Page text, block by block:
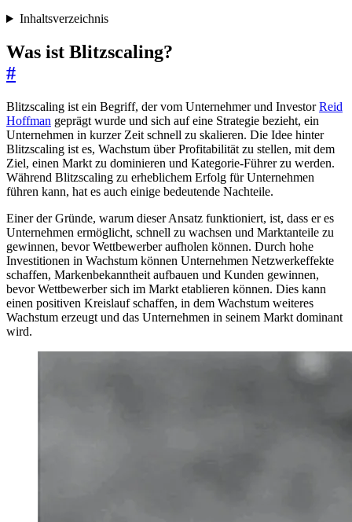
Inhaltsverzeichnis
Was ist Blitzscaling?
#
Blitzscaling ist ein Begriff, der vom Unternehmer und InvestorReid
Hoffman geprägt wurde und sich auf eine Strategie bezieht, ein
Unternehmen in kurzer Zeit schnell zu skalieren. Die Idee hinter
Blitzscaling ist es, Wachstum über Profitabilität zu stellen, mit dem
Ziel, einen Markt zu dominieren und Kategorie-Führer zu werden.
Während Blitzscaling zu erheblichem Erfolg für Unternehmen
führen kann, hat es auch einige bedeutende Nachteile.
Einer der Gründe, warum dieser Ansatz funktioniert, ist, dass er es
Unternehmen ermöglicht, schnell zu wachsen und Marktanteile zu
gewinnen, bevor Wettbewerber aufholen können. Durch hohe
Investitionen in Wachstum können Unternehmen Netzwerkeffekte
schaffen, Markenbekanntheit aufbauen und Kunden gewinnen,
bevor Wettbewerber sich im Markt etablieren können. Dies kann
einen positiven Kreislauf schaffen, in dem Wachstum weiteres
Wachstum erzeugt und das Unternehmen in seinem Markt dominant
wird.